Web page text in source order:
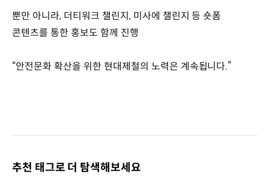
뿐만 아니라, 더티워크 챌린지, 미사에 챌린지 등 숏폼
콘텐츠를 통한 홍보도 함께 진행
“안전문화 확산을 위한 현대제철의 노력은 계속됩니다.”
추천 태그로 더 탐색해보세요